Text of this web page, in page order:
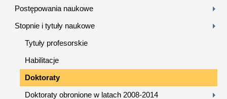
Postępowania naukowe
Stopnie i tytuły naukowe
Tytuły profesorskie
Habilitacje
Doktoraty
Doktoraty obronione w latach 2008-2014